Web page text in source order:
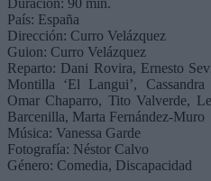
País: España
Dirección: Curro Velázquez
Guion: Curro Velázquez
Reparto: Dani Rovira, Ernesto
Montilla ‘El Langui’,
Omar Chaparro, Tito Valverde,
Barcenilla, Marta Fernández-Muro
Música: Vanessa Garde
Fotografía: Néstor Calvo
Género: Comedia, Discapacidad